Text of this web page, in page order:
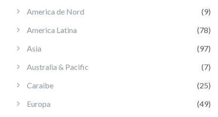
America de Nord
(9)
America Latina
(78)
Asia
(97)
Australia & Pacific
(7)
Caraibe
(25)
Europa
(49)